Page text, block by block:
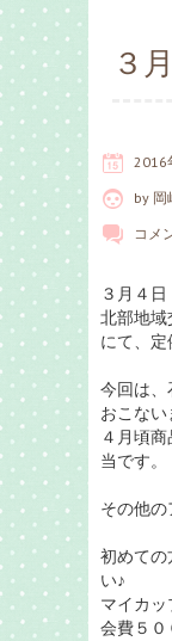
３
2016
by 岡
コメ
３月４
北部地域
にて、定
今回は、
おこない
４月頃
当です。
その他の
初めての
い♪
マイカッ
会費５０